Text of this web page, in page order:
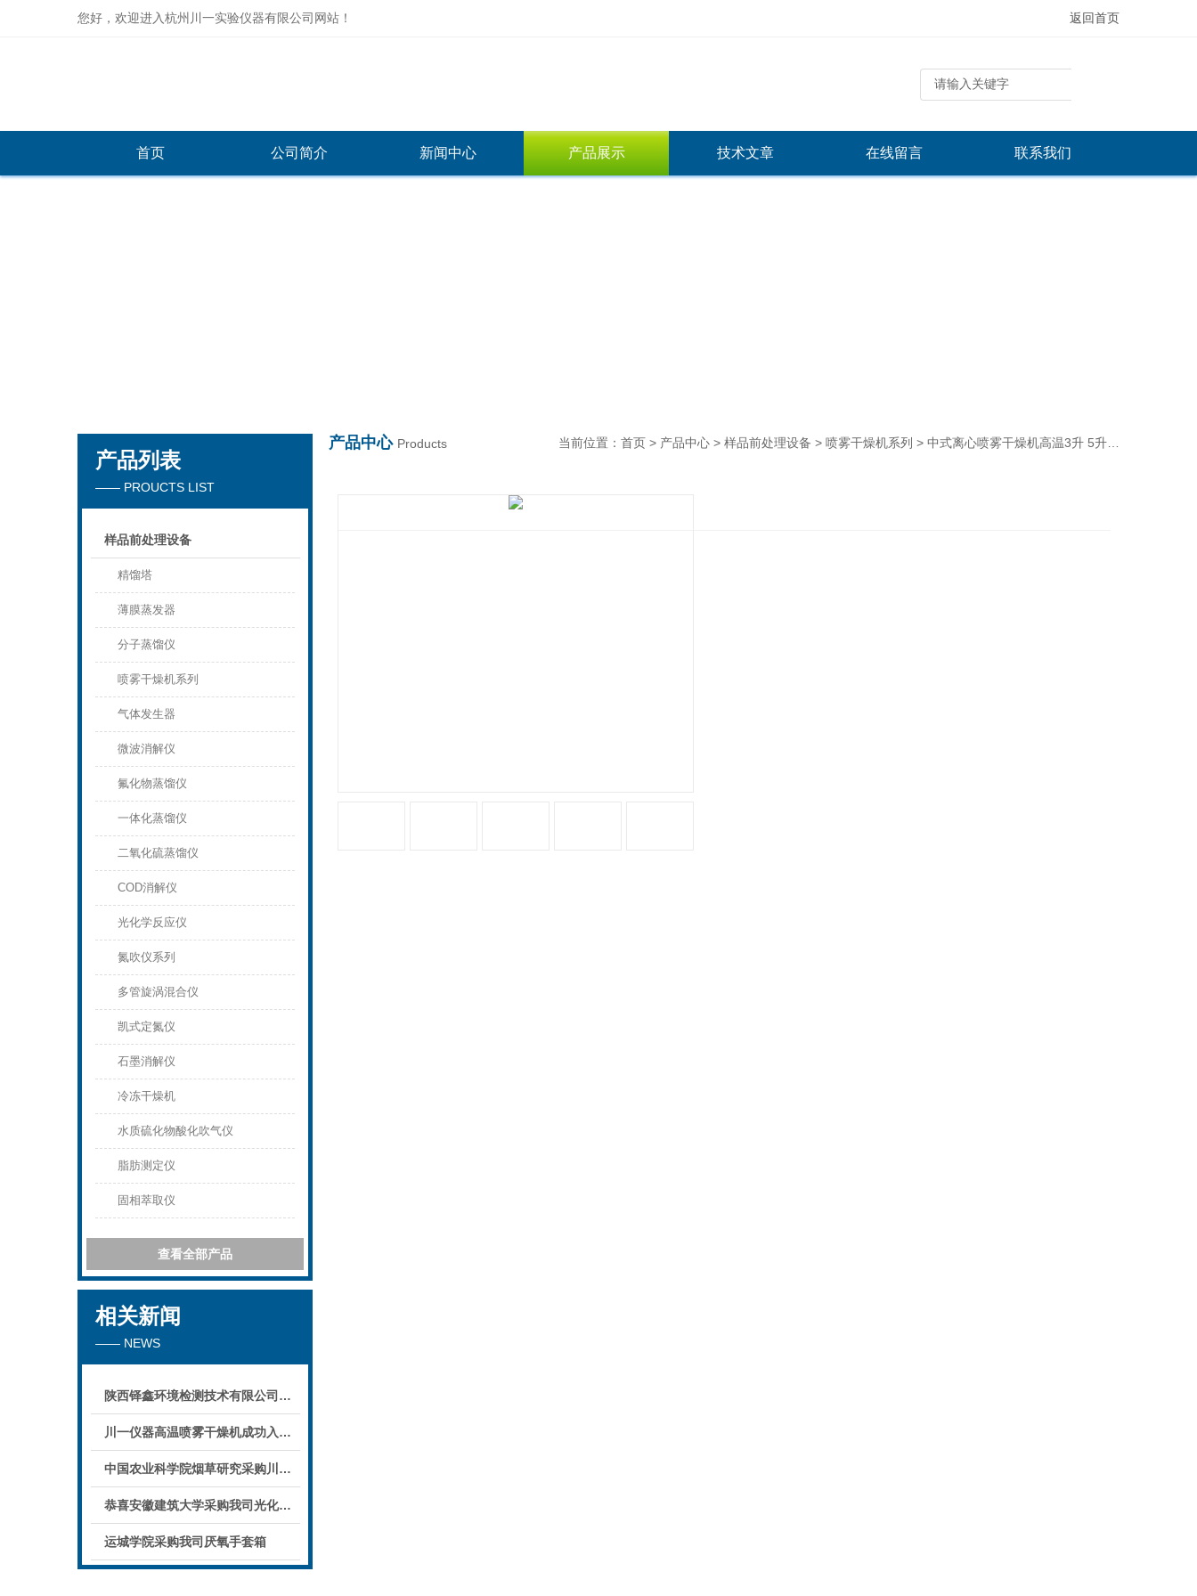
您好，欢迎进入杭州川一实验仪器有限公司网站！ 返回首页
杭州川一实验仪器有限公司
首页 公司简介 新闻中心 产品展示 技术文章 在线留言 联系我们
产品列表
—— PROUCTS LIST
样品前处理设备
精馏塔
薄膜蒸发器
分子蒸馏仪
喷雾干燥机系列
气体发生器
微波消解仪
氟化物蒸馏仪
一体化蒸馏仪
二氧化硫蒸馏仪
COD消解仪
光化学反应仪
氮吹仪系列
多管旋涡混合仪
凯式定氮仪
石墨消解仪
冷冻干燥机
水质硫化物酸化吹气仪
脂肪测定仪
固相萃取仪
查看全部产品
相关新闻
—— NEWS
陕西铎鑫环境检测技术有限公司采购我司全自动液液萃取仪
川一仪器高温喷雾干燥机成功入驻鄱阳职业学院，助力职业教育实训平台升级
中国农业科学院烟草研究采购川一仪器喷雾干燥机
恭喜安徽建筑大学采购我司光化学反应仪
运城学院采购我司厌氧手套箱
产品中心 Products 当前位置： 首页 > 产品中心 > 样品前处理设备 > 喷雾干燥机系列 > 中式离心喷雾干燥机高温3升 5升 10升